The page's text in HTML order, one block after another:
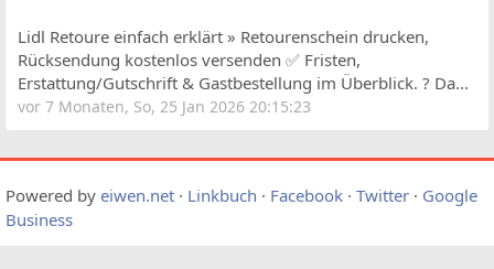
Lidl Retoure einfach erklärt » Retourenschein drucken,
Rücksendung kostenlos versenden ✅ Fristen,
Erstattung/Gutschrift & Gastbestellung im Überblick. ? Da...
vor 7 Monaten, So, 25 Jan 2026 20:15:23
Powered by eiwen.net · Linkbuch · Facebook · Twitter · Google
Business